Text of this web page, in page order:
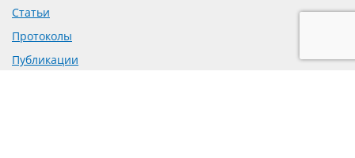
Статьи
Протоколы
Публикации